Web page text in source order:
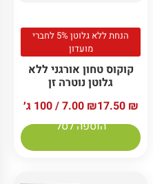
הנחת ללא גלוטן 5% לחברי
מועדון
קוקוס טחון אורגני ללא
גלוטן נוטרה זן
17.50 ₪
7.00 ₪
/ 100 ג׳
הוספה לסל